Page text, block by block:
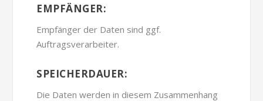
EMPFÄNGER:
Empfänger der Daten sind ggf.
Auftragsverarbeiter.
SPEICHERDAUER:
Die Daten werden in diesem Zusammenhang